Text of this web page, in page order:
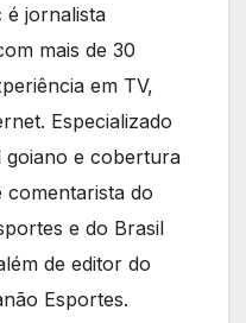
é jornalista
mais de 30
em TV,
Especializado
goiano e cobertura
comentarista do
e do Brasil
de editor do
Esportes.